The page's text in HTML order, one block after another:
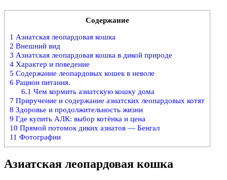
Содержание
1 Азиатская леопардовая кошка
2 Внешний вид
3 Азиатская леопардовая кошка в дикой природе
4 Характер и поведение
5 Содержание леопардовых кошек в неволе
6 Рацион питания.
6.1 Чем кормить азиатскую кошку дома
7 Приручение и содержание азиатских леопардовых котят
8 Здоровье и продолжительность жизни
9 Где купить АЛК: выбор котёнка и цена
10 Прямой потомок диких азиатов ― Бенгал
11 Фотографии
Азиатская леопардовая кошка